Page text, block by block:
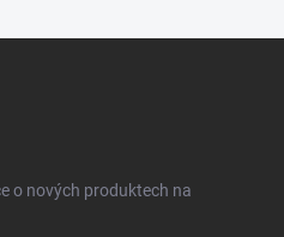
o nových produktech na